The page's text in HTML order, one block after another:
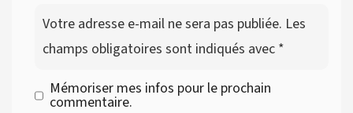
Votre adresse e-mail ne sera pas publiée. Les
champs obligatoires sont indiqués avec *
Mémoriser mes infos pour le prochain
commentaire.